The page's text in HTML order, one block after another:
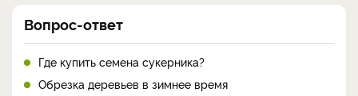
Вопрос-ответ
Где купить семена сукерника?
Обрезка деревьев в зимнее время